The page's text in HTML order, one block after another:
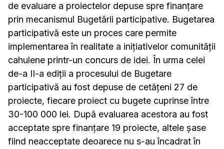
de evaluare a proiectelor depuse spre finanțare
prin mecanismul Bugetării participative. Bugetarea
participativă este un proces care permite
implementarea în realitate a inițiativelor comunității
cahulene printr-un concurs de idei. În urma celei
de-a II-a ediții a procesului de Bugetare
participativă au fost depuse de cetățeni 27 de
proiecte, fiecare proiect cu bugete cuprinse între
30-100 000 lei. După evaluarea acestora au fost
acceptate spre finanțare 19 proiecte, altele șase
fiind neacceptate deoarece nu s-au încadrat în